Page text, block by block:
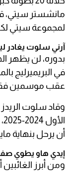
مانشستر سيتي،
لمجموعة سيتي
آرني سلوت يغادر
بدوره، لن يظهر
في البريميرليج
عقب موسمين
وقاد سلوت
أن يرحل بنهاية مايو
إيدي هاو يطوي
ومن أبرز